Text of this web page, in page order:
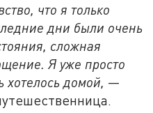
что я только
дни были очень
сложная
Я уже просто
хотелось домой, —